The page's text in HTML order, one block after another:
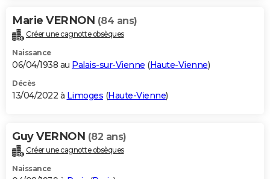
Marie VERNON (84 ans)
Créer une cagnotte obsèques
Naissance
06/04/1938 au Palais-sur-Vienne (Haute-Vienne)
Décès
13/04/2022 à Limoges (Haute-Vienne)
Guy VERNON (82 ans)
Créer une cagnotte obsèques
Naissance